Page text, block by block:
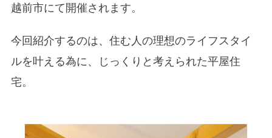
越前市にて開催されます。
今回紹介するのは、住む人の理想のライフスタイ
ルを叶える為に、じっくりと考えられた平屋住
宅。